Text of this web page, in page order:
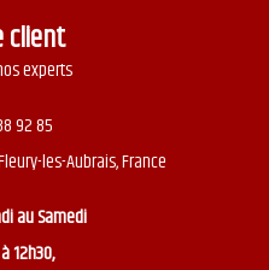
client
experts
92 85
les-Aubrais, France
au Samedi
12h30,